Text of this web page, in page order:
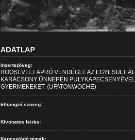
ADATLAP
Inzertszöveg:
ROOSEVELT APRÓ VENDÉGEI. AZ EGYESÜLT
KARÁCSONY ÜNNEPÉN
GYERMEKEKET. (UFATONWOCHE)
Elhangzó szöveg:
Kivonatos leírás:
Kapcsolódó témák: